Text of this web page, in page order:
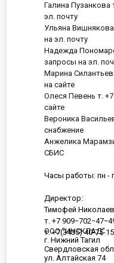
ООО "ИНСКЛАД"
г. Нижний Тагил
Свердловская
ул. Алтайская 74
Галина Пузанкова
эл. почту
Ульяна
на эл. почту
Надежда
запросы на эл.
Марина
на сайте
Олеся Певень т.
сайте
Вероника
снабжение
Анжелика
СБИС
Часы работы: пн -
Директор:
Тимофей
т. +7
т. +7(3435) 40-75-15